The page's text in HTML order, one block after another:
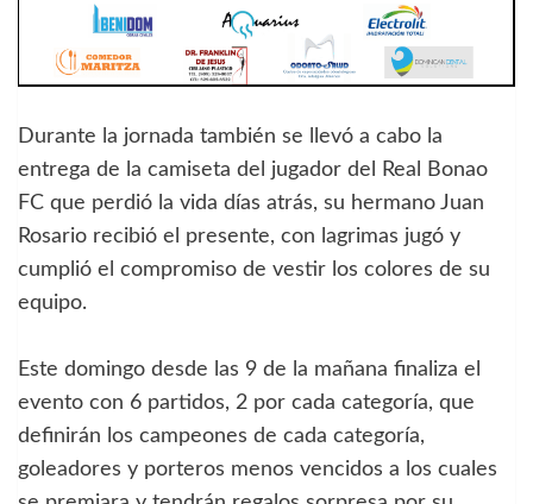
Durante la jornada también se llevó a cabo la
entrega de la camiseta del jugador del Real Bonao
FC que perdió la vida días atrás, su hermano Juan
Rosario recibió el presente, con lagrimas jugó y
cumplió el compromiso de vestir los colores de su
equipo.
Este domingo desde las 9 de la mañana finaliza el
evento con 6 partidos, 2 por cada categoría, que
definirán los campeones de cada categoría,
goleadores y porteros menos vencidos a los cuales